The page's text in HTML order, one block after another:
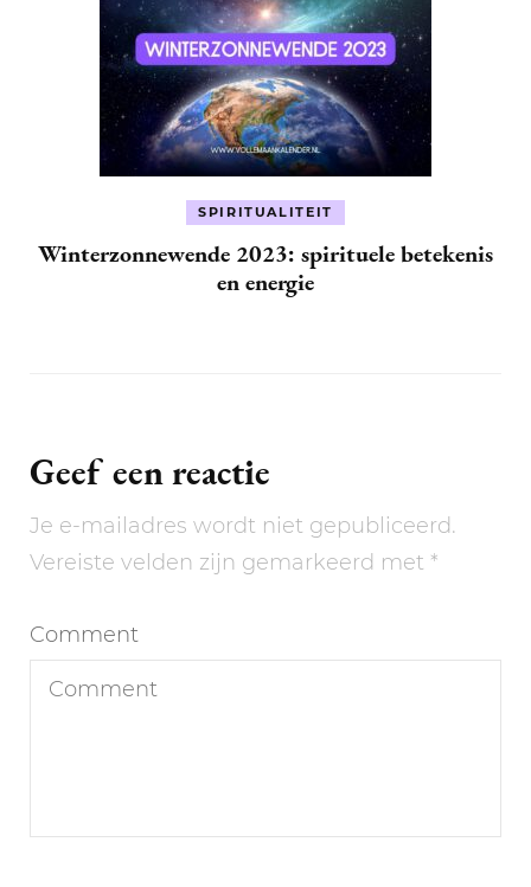
SPIRITUALITEIT
Winterzonnewende 2023: spirituele betekenis
en energie
Geef een reactie
Je e-mailadres wordt niet gepubliceerd.
Vereiste velden zijn gemarkeerd met *
Comment